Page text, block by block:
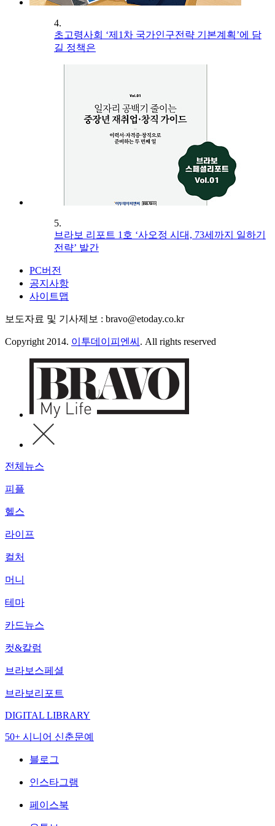
4.
초고령사회 ‘제1차 국가인구전략 기본계획’에 담
길 정책은
5.
브라보 리포트 1호 ‘사오정 시대, 73세까지 일하기
전략’ 발간
PC버전
공지사항
사이트맵
보도자료 및 기사제보 : bravo@etoday.co.kr
Copyright 2014. 이투데이피엔씨 . All rights reserved
전체뉴스
피플
헬스
라이프
컬처
머니
테마
카드뉴스
컷&칼럼
브라보스페셜
브라보리포트
DIGITAL LIBRARY
50+ 시니어 신춘문예
블로그
인스타그램
페이스북